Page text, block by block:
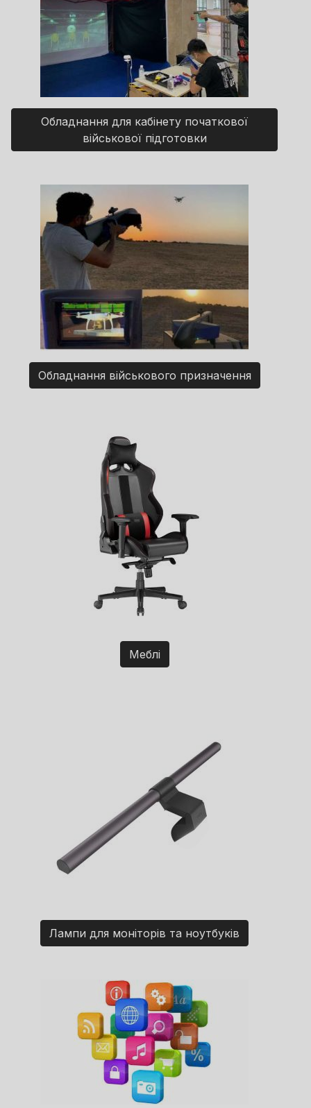
Обладнання для кабінету початкової
військової підготовки
Обладнання військового призначення
Меблі
Лампи для моніторів та ноутбуків